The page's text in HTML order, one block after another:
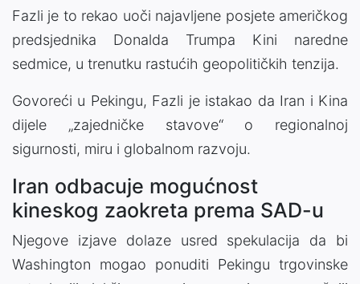
Fazli je to rekao uoči najavljene posjete američkog
predsjednika Donalda Trumpa Kini naredne
sedmice, u trenutku rastućih geopolitičkih tenzija.
Govoreći u Pekingu, Fazli je istakao da Iran i Kina
dijele „zajedničke stavove“ o regionalnoj
sigurnosti, miru i globalnom razvoju.
Iran odbacuje mogućnost
kineskog zaokreta prema SAD-u
Njegove izjave dolaze usred spekulacija da bi
Washington mogao ponuditi Pekingu trgovinske